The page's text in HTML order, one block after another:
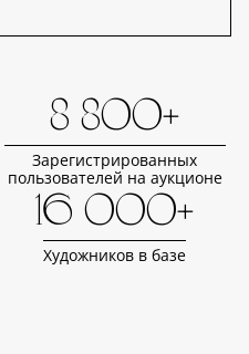
8 800+
Зарегистрированных
пользователей на аукционе
16 000+
Художников в базе